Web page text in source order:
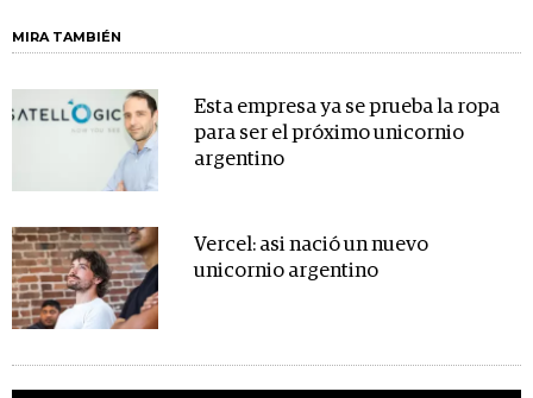
MIRA TAMBIÉN
Esta empresa ya se prueba la ropa
para ser el próximo unicornio
argentino
Vercel: asi nació un nuevo
unicornio argentino